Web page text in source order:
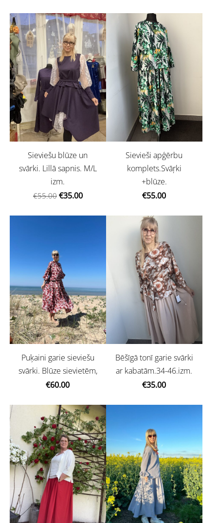
Sieviešu blūze un
svārki. Lillā sapnis. M/L
izm.
€55.00 €35.00
Sievieši apģērbu
komplets.Svāŗki
+blūze.
€55.00
Puķaini garie sieviešu
svārki. Blūze sievietēm,
€60.00
Bēšīgā tonī garie svārki
ar kabatām.34-46.izm.
€35.00